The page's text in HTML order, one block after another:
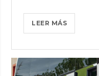
LEER MÁSCÓMO
ELEGIR
MEJOR
AUTOCAR